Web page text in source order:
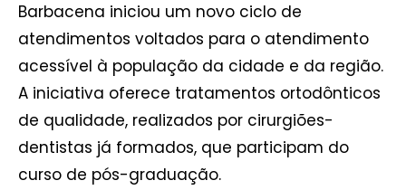
Barbacena iniciou um novo ciclo de
atendimentos voltados para o atendimento
acessível à população da cidade e da região.
A iniciativa oferece tratamentos ortodônticos
de qualidade, realizados por cirurgiões-
dentistas já formados, que participam do
curso de pós-graduação.